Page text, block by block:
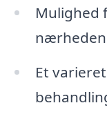
Mulighed
Et